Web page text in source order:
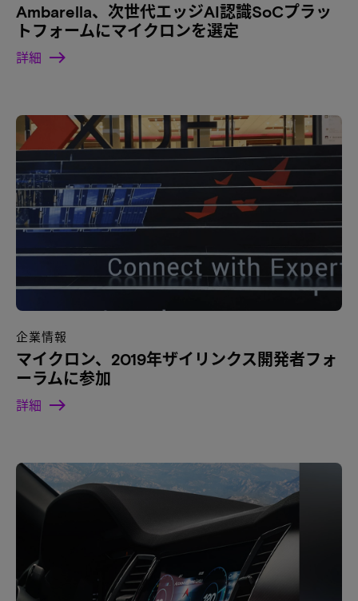
Ambarella、次世代エッジAI認識SoCプラッ
トフォームにマイクロンを選定
詳細
企業情報
マイクロン、2019年ザイリンクス開発者フォ
ーラムに参加
詳細